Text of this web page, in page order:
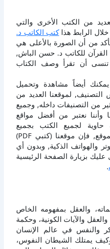
من الكتب الأخرى والتي
الرابط هذاكتب الكاتب د.
من أن الصورة بالأعلى هي
للكاتب د. حسن الباش,
أن تقرأ وصف الكتاب
أيضاً مشاهدة وتحميل
لموقعنا العديد من
من التصنيفات داخله, وجميع
مجانية 100%, كما وأننا نعتبر من أفضل مواقع
حاوية لجميع الكتب بجميع
تخصصاتها, وبالنسبة لتصفح الموقع, فإن موقعنا (كتبي PDF)
والهواتف الذكية, وبدون أي
بزيارة الصفحة الرئيسية
.
والعقل بمفهومه الخاص
والآيات الكونية، وحكمة
والنفس في عالم الإنسان
يمتلك الشيطان النفوس،